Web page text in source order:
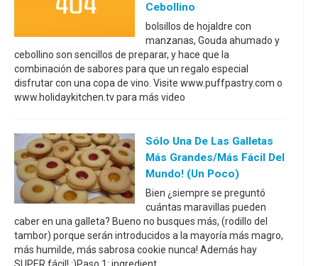
Cebollino
bolsillos de hojaldre con
manzanas, Gouda ahumado y
cebollino son sencillos de preparar, y hace que la
combinación de sabores para que un regalo especial
disfrutar con una copa de vino. Visite www.puffpastry.com o
www.holidaykitchen.tv para más video
Sólo Una De Las Galletas
Más Grandes/más Fácil Del
Mundo! (un Poco)
Bien ¿siempre se preguntó
cuántas maravillas pueden
caber en una galleta? Bueno no busques más, (rodillo del
tambor) porque serán introducidos a la mayoría más magro,
más humilde, más sabrosa cookie nunca! Además hay